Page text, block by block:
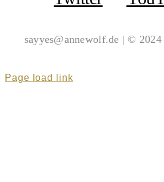
sayyes@annewolf.de | ©
Page load link